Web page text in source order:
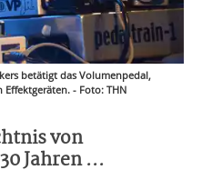
betätigt das Volumenpedal,
- Foto: THN
von
Jahren ...